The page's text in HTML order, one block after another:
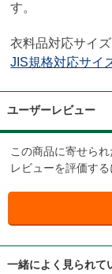
す。
衣料品対応サイ
JIS規格対応サイ
ユーザーレビュー
この商品に寄せら
レビューを評価する
一緒によく見られて